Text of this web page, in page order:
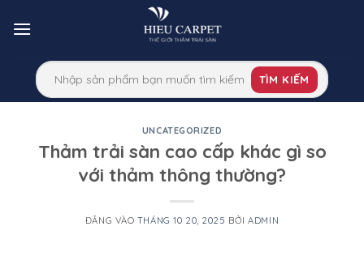
qua
TÌM KIẾM
UNCATEGORIZED
Thảm trải sàn cao cấp khác gì so
với thảm thông thường?
ĐĂNG VÀO THÁNG 10 20, 2025 BỞIADMIN